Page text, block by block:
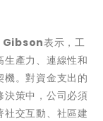
Gibson表示，工
產力、連線性和
機。對資金支出的
決策中，公司必須
交互動、社區建